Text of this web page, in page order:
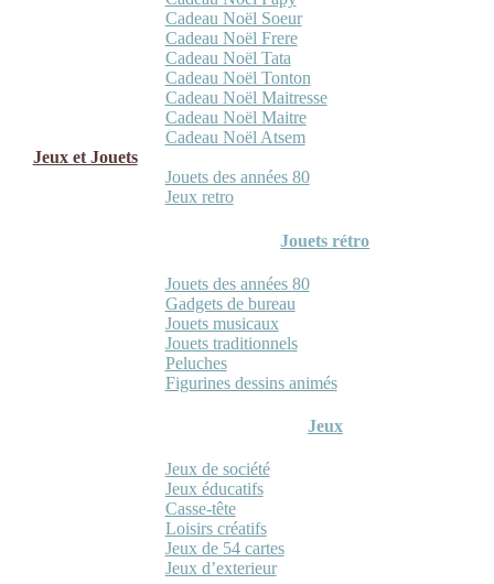
Cadeau Noël Soeur
Cadeau Noël Frere
Cadeau Noël Tata
Cadeau Noël Tonton
Cadeau Noël Maitresse
Cadeau Noël Maitre
Cadeau Noël Atsem
Jeux et Jouets
Jouets des années 80
Jeux retro
Jouets rétro
Jouets des années 80
Gadgets de bureau
Jouets musicaux
Jouets traditionnels
Peluches
Figurines dessins animés
Jeux
Jeux de société
Jeux éducatifs
Casse-tête
Loisirs créatifs
Jeux de 54 cartes
Jeux d’exterieur